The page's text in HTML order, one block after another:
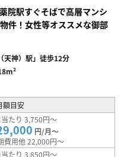
院駅すぐそばで高層マンシ
件！女性等オススメな御部
天神）駅」徒歩12分
額目安
たり 3,750円～
円/月～
費用他 22,000円～
たり 3,850円～